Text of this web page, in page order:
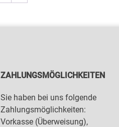
ZAHLUNGSMÖGLICHKEITEN
Sie haben bei uns folgende
Zahlungsmöglichkeiten:
Vorkasse (Überweisung),